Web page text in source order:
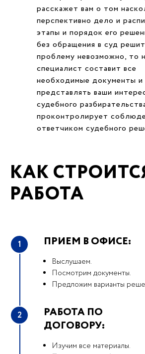
расскажет вам о том
перспективно дело и
этапы и порядок его
без обращения в суд
проблему невозможно, то
специалист составит все
необходимые документы и
представлять ваши
судебного
проконтролирует
ответчиком судебного
КАК
РАБОТА
1 ПРИЕМ В ОФИСЕ:
Выслушаем.
Посмотрим документы.
Предложим варианты
2
РАБОТА ПО
ДОГОВОРУ:
Изучим все материалы.